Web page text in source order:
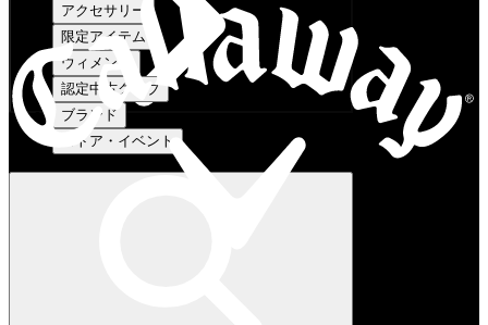
アクセサリー
限定アイテム
ウィメンズ
認定中古クラブ
ブランド
ストア・イベント